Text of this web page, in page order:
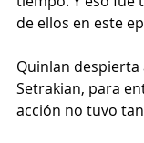
de ellos en este
Quinlan despierta
Setrakian, para
acción no tuvo